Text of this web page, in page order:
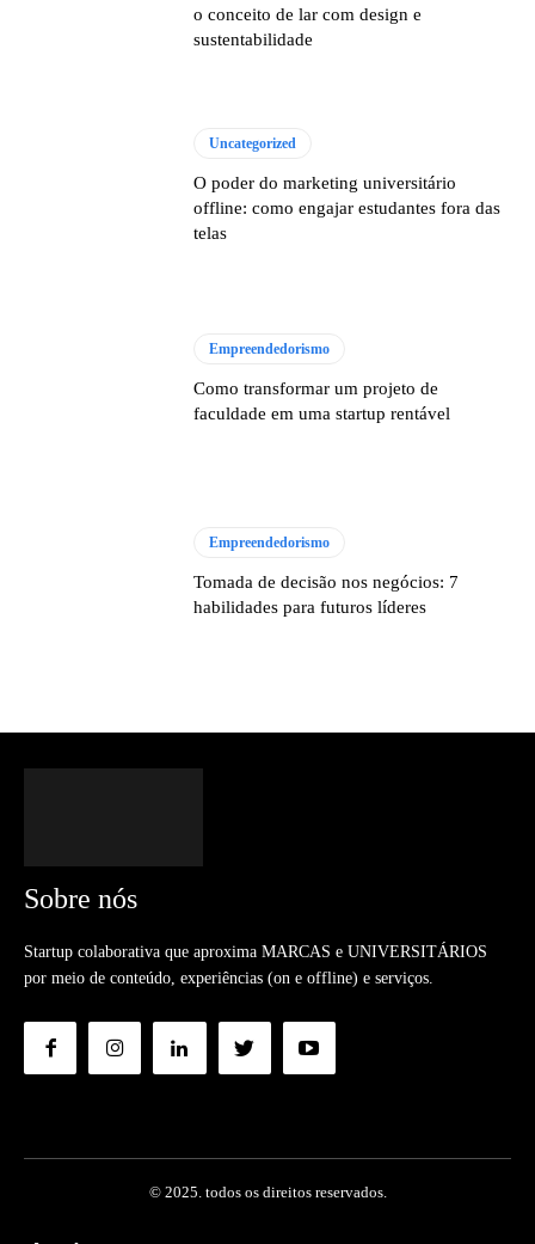
o conceito de lar com design e
sustentabilidade
Uncategorized
O poder do marketing universitário
offline: como engajar estudantes fora das
telas
Empreendedorismo
Como transformar um projeto de
faculdade em uma startup rentável
Empreendedorismo
Tomada de decisão nos negócios: 7
habilidades para futuros líderes
Sobre nós
Startup colaborativa que aproxima MARCAS e UNIVERSITÁRIOS
por meio de conteúdo, experiências (on e offline) e serviços.
© 2025. todos os direitos reservados.